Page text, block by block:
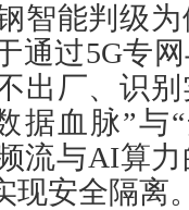
能判级为
通过5G专
出厂、识
据血脉”与
流与AI算
现安全隔离